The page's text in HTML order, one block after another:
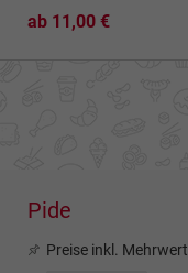
ab 11,00 €
Pide
Preise inkl.